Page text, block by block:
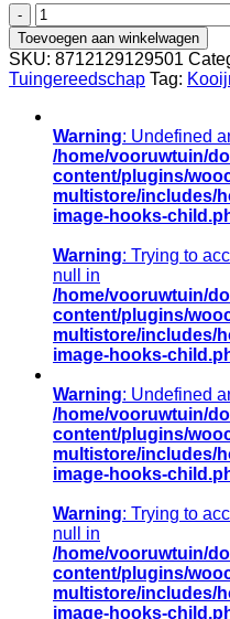
PD-
steel
ATLAS
recht,
ingefreesd
voor
ballastschop
85cm
aantal
Toevoegen aan winkelwagen
SKU: 8712129129501
Tuingereedschap Tag:
Warning: Undefined
/home/vooruwtuin/
content/plugins/
multistore/includes/
image-hooks-
Warning: Trying to
null in
/home/vooruwtuin/
content/plugins/
multistore/includes/
image-hooks-
Warning: Undefined
/home/vooruwtuin/
content/plugins/
multistore/includes/
image-hooks-
Warning: Trying to
null in
/home/vooruwtuin/
content/plugins/
multistore/includes/
image-hooks-